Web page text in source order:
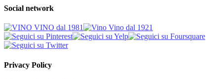
Social network
Privacy Policy